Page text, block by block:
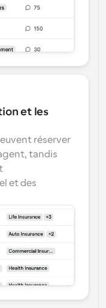
et les
réserver
tandis
et des